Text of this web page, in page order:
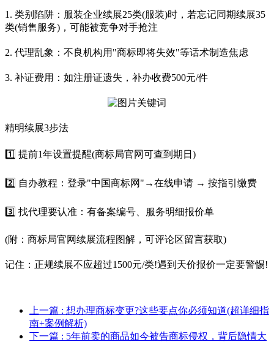
1. 类别陷阱：服装企业续展25类(服装)时，若忘记同期续展35
类(销售服务)，可能被竞争对手抢注
2. 代理乱象：不良机构用"商标即将失效"等话术制造焦虑
3. 补证费用：如注册证遗失，补办收费500元/件
精明续展3步法
1️⃣ 提前1年设置提醒(商标局官网可查到期日)
2️⃣ 自办教程：登录"中国商标网"→在线申请 → 按指引缴费
3️⃣ 找代理要认准：有备案编号、服务明细报价单
(附：商标局官网续展流程图解，可评论区留言获取)
记住：正规续展不应超过1500元/类!遇到天价报价一定要警惕!
上一篇 : 想办理商标变更?这些要点你必须知道(超详细指
南+案例解析)
下一篇 : 5年前卖的商品如今被告商标侵权，背后隐情大